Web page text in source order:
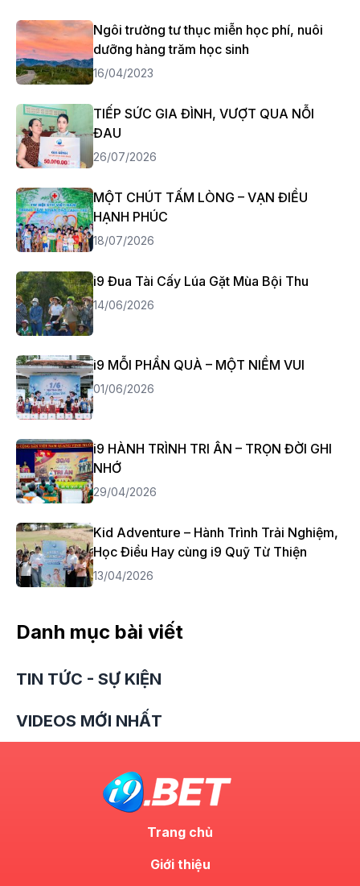
Ngôi trường tư thục miễn học phí, nuôi
dưỡng hàng trăm học sinh
16/04/2023
TIẾP SỨC GIA ĐÌNH, VƯỢT QUA NỖI
ĐAU
26/07/2026
MỘT CHÚT TẤM LÒNG – VẠN ĐIỀU
HẠNH PHÚC
18/07/2026
i9 Đua Tài Cấy Lúa Gặt Mùa Bội Thu
14/06/2026
i9 MỖI PHẦN QUÀ – MỘT NIỀM VUI
01/06/2026
i9 HÀNH TRÌNH TRI ÂN – TRỌN ĐỜI GHI
NHỚ
29/04/2026
Kid Adventure – Hành Trình Trải Nghiệm,
Học Điều Hay cùng i9 Quỹ Từ Thiện
13/04/2026
Danh mục bài viết
TIN TỨC - SỰ KIỆN
VIDEOS MỚI NHẤT
Trang chủ
Giới thiệu